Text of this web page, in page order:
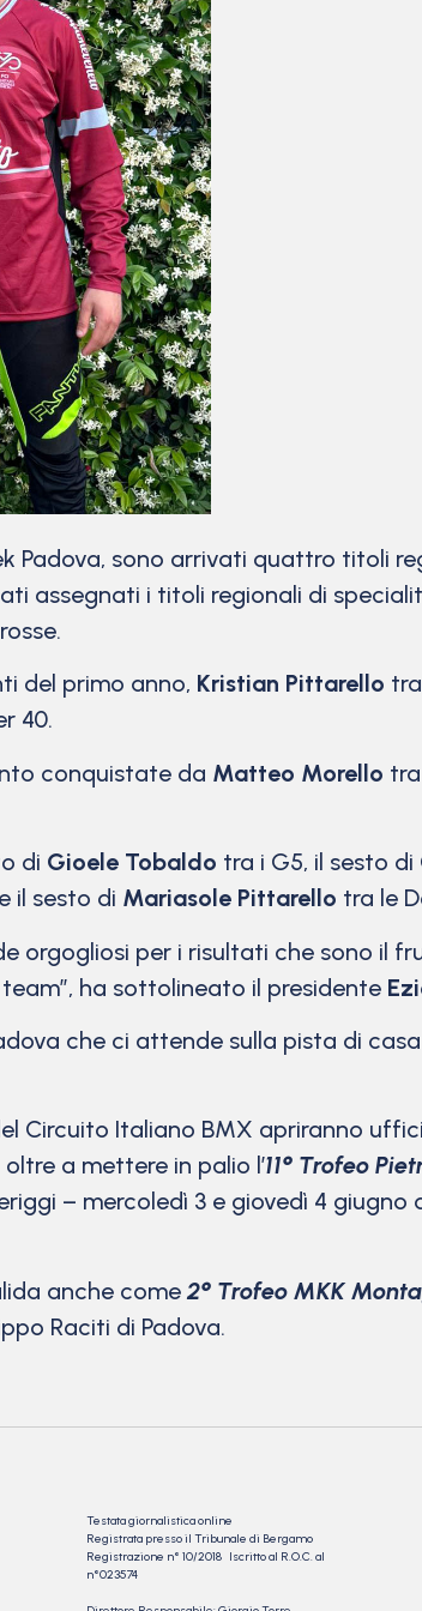
Padova, sono arrivati quattro titoli
assegnati i titoli regionali di
del primo anno, Kristian Pittarello
40.
conquistate da Matteo Morello
di Gioele Tobaldo tra i G5, il sesto di
il sesto di Mariasole Pittarello tra le
orgogliosi per i risultati che sono il
ha sottolineato il presidente
che ci attende sulla pista di
Circuito Italiano BMX apriranno
oltre a mettere in palio l’11° Trofeo
– mercoledì 3 e giovedì 4 giugno
anche come 2° Trofeo MKK
Raciti di Padova.
Testata giornalistica online
Registrata presso il Tribunale di Bergamo
Registrazione n° 10/2018 Iscritto al R.O.C. al
n°023574